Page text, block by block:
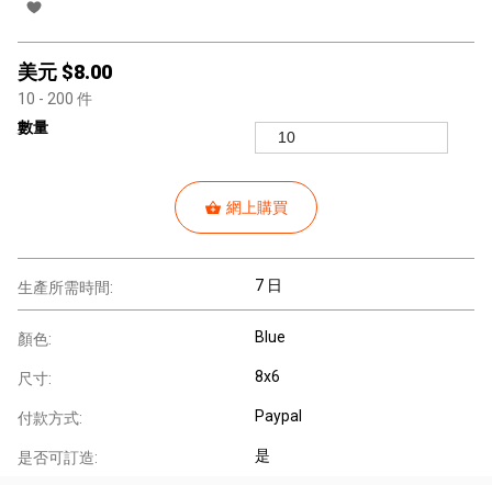
美元 $8.00
10 - 200 件
數量
網上購買
生產所需時間: 7 日
顏色: Blue
尺寸: 8x6
付款方式: Paypal
是否可訂造: 是